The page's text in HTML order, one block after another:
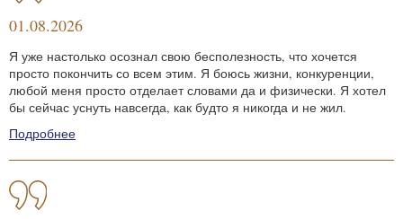
01.08.2026
Я уже настолько осознал свою бесполезность, что хочется
просто покончить со всем этим. Я боюсь жизни, конкуренции,
любой меня просто отделает словами да и физически. Я хотел
бы сейчас уснуть навсегда, как будто я никогда и не жил.
Подробнее